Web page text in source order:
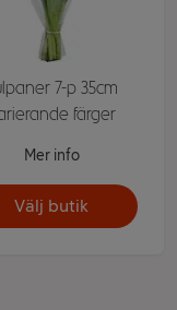
7-p 35cm
färger
Mer info
Välj butik